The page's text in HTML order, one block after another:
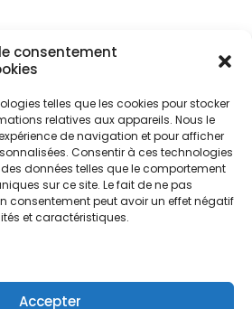
consentement
telles que les cookies pour stocker
relatives aux appareils. Nous le
de navigation et pour afficher
Consentir à ces technologies
données telles que le comportement
sur ce site. Le fait de ne pas
consentement peut avoir un effet négatif
et caractéristiques.
Accepter
des fenêtres et des portes
cruciale pour moderniser ces
ouvertures, souvent
vitrages ou de cadres en bois
sont la source principale
Pour les
à Saint-Germain-lès-
Saint-Chéron, la rénovation
C'est une nécessité
pas à côté de vos
aides !
vite, les budgets
sont annuels et
dossiers sont traités
d'arrivée.